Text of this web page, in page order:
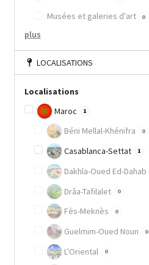
Musées et galeries d'art 0
plus
LOCALISATIONS
Localisations
Maroc
1
Béni Mellal-Khénifra 0
Casablanca-Settat 1
Dakhla-Oued Ed-Dahab
Drâa-Tafilalet 0
Fès-Meknès 0
Guelmim-Oued Noun 0
L'Oriental 0